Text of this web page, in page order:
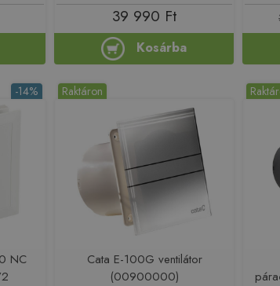
39 990 Ft
Kosárba
-14%
NC
Raktáron
Cata E-100G ventilátor
(00900000)